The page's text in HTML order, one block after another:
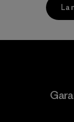
W.L.
La